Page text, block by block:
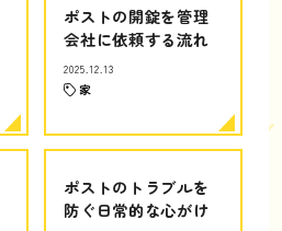
ポストの開錠を管理
会社に依頼する流れ
2025.12.13
家
ポストのトラブルを
防ぐ日常的な心がけ